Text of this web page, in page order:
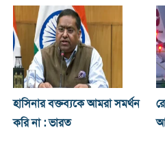
হাসিনার বক্তব্যকে আমরা সমর্থন
করি না : ভারত